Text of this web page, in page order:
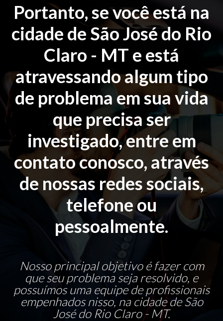
Portanto, se você está na
cidade de São José do Rio
Claro - MT e está
atravessando algum tipo
de problema em sua vida
que precisa ser
investigado, entre em
contato conosco, através
de nossas redes sociais,
telefone ou
pessoalmente.
Nosso principal objetivo é fazer com
que seu problema seja resolvido, e
possuímos uma equipe de profissionais
empenhados nisso, na cidade de São
José do Rio Claro - MT.